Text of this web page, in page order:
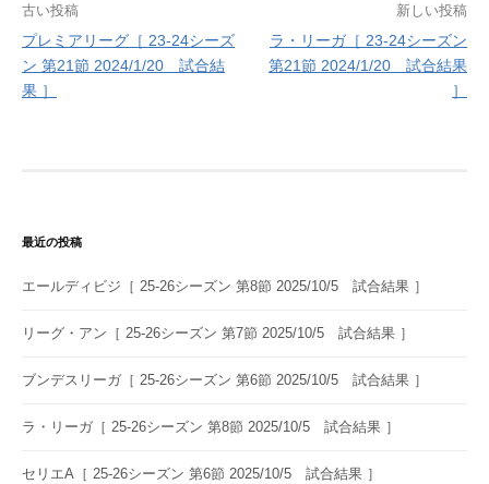
投
稿
ナ
シ
ョ
古い投稿
プレミアリーグ［ 23-24シーズ
ン 第21節 2024/1/20 試合結
果 ］
新しい投稿
ラ・リーガ［ 23-24シーズン
第21節 2024/1/20 試合結果
］
最近の投稿
エールディビジ［ 25-26シーズン 第8節 2025/10/5 試合結果 ］
リーグ・アン［ 25-26シーズン 第7節 2025/10/5 試合結果 ］
ブンデスリーガ［ 25-26シーズン 第6節 2025/10/5 試合結果 ］
ラ・リーガ［ 25-26シーズン 第8節 2025/10/5 試合結果 ］
セリエA［ 25-26シーズン 第6節 2025/10/5 試合結果 ］